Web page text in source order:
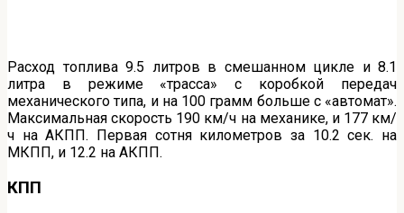
Расход топлива 9.5 литров в смешанном цикле и 8.1
литра в режиме «трасса» с коробкой передач
механического типа, и на 100 грамм больше с «автомат».
Максимальная скорость 190 км/ч на механике, и 177 км/
ч на АКПП. Первая сотня километров за 10.2 сек. на
МКПП, и 12.2 на АКПП.
КПП